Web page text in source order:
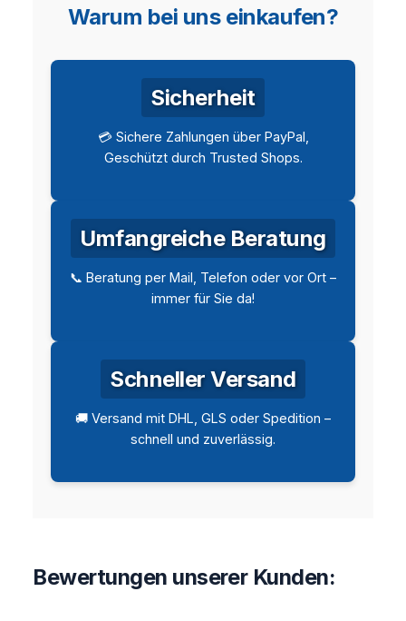
Warum bei uns einkaufen?
Sicherheit
💳 Sichere Zahlungen über PayPal,
Geschützt durch Trusted Shops.
Umfangreiche Beratung
📞 Beratung per Mail, Telefon oder vor Ort –
immer für Sie da!
Schneller Versand
🚚 Versand mit DHL, GLS oder Spedition –
schnell und zuverlässig.
Bewertungen unserer Kunden: